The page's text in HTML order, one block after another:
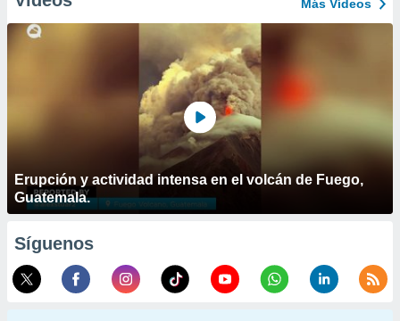
Más Vídeos
Erupción y actividad intensa en el volcán de Fuego,
Guatemala.
Síguenos